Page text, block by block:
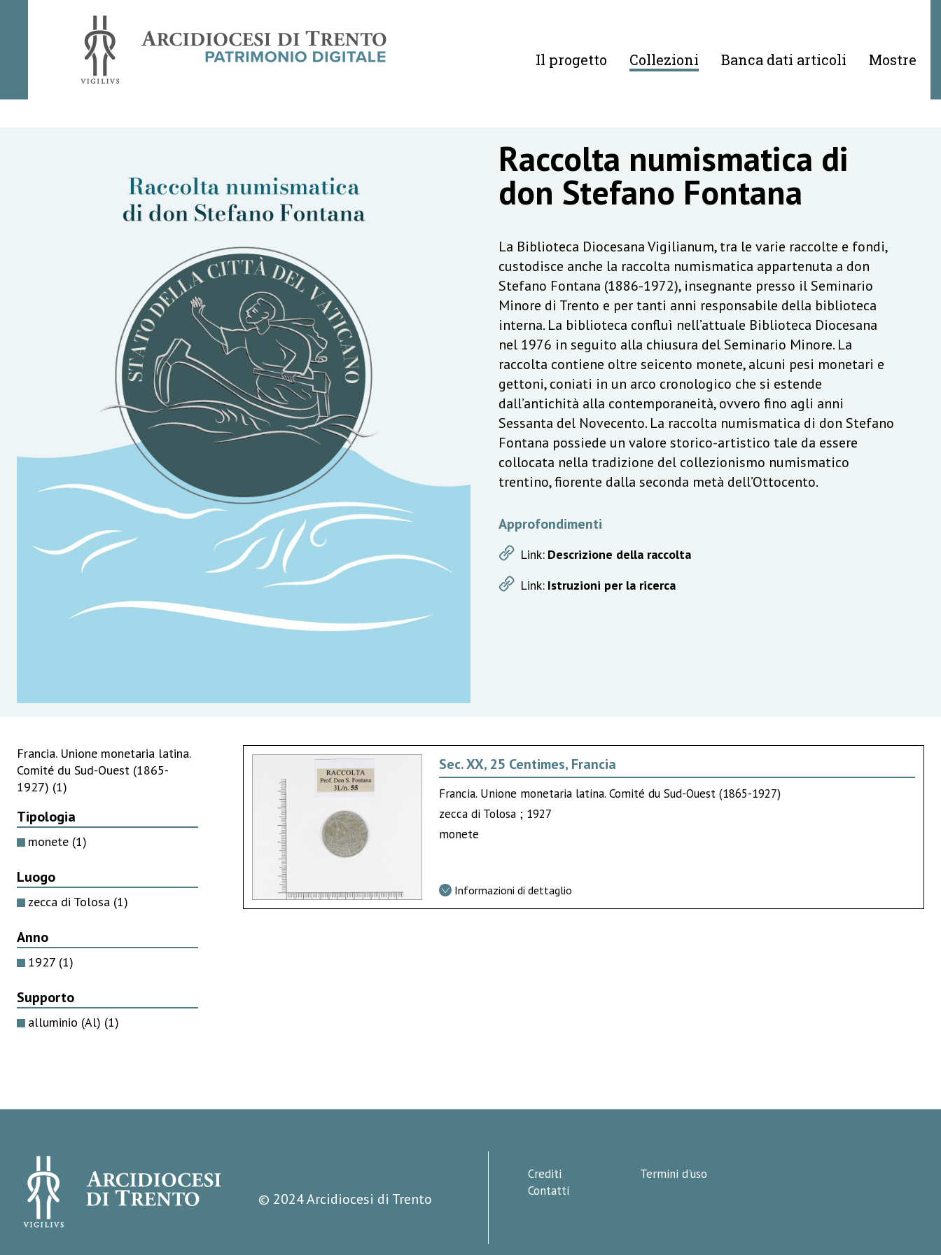
Il progetto Collezioni Banca dati articoli Mostre
Raccolta numismatica di
don Stefano Fontana
La Biblioteca Diocesana Vigilianum, tra le varie raccolte e fondi,
custodisce anche la raccolta numismatica appartenuta a don
Stefano Fontana (1886-1972), insegnante presso il Seminario
Minore di Trento e per tanti anni responsabile della biblioteca
interna. La biblioteca confluì nell’attuale Biblioteca Diocesana
nel 1976 in seguito alla chiusura del Seminario Minore. La
raccolta contiene oltre seicento monete, alcuni pesi monetari e
gettoni, coniati in un arco cronologico che si estende
dall’antichità alla contemporaneità, ovvero fino agli anni
Sessanta del Novecento. La raccolta numismatica di don Stefano
Fontana possiede un valore storico-artistico tale da essere
collocata nella tradizione del collezionismo numismatico
trentino, fiorente dalla seconda metà dell’Ottocento.
Approfondimenti
Link: Descrizione della raccolta
Link: Istruzioni per la ricerca
Francia. Unione monetaria latina.
Comité du Sud-Ouest (1865-
1927) (1)
Tipologia
monete (1)
Luogo
zecca di Tolosa (1)
Anno
1927 (1)
Supporto
alluminio (Al) (1)
Sec. XX, 25 Centimes, Francia
Francia. Unione monetaria latina. Comité du Sud-Ouest (1865-1927)
zecca di Tolosa ; 1927
monete
Informazioni di dettaglio
© 2024 Arcidiocesi di Trento
Crediti
Contatti
Termini d'uso